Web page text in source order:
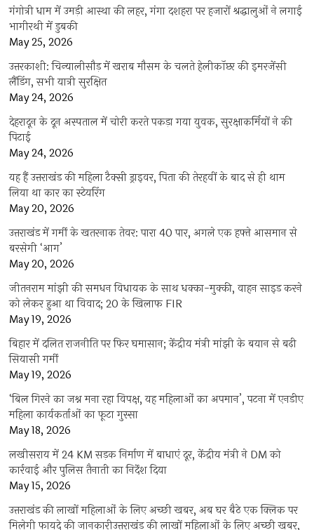
गंगोत्री धाम में उमड़ी आस्था की लहर, गंगा दशहरा पर हजारों श्रद्धालुओं ने लगाई
भागीरथी में डुबकी
May 25, 2026
उत्तरकाशी: चिन्यालीसौड़ में खराब मौसम के चलते हेलीकॉप्टर की इमरजेंसी
लैंडिंग, सभी यात्री सुरक्षित
May 24, 2026
देहरादून के दून अस्पताल में चोरी करते पकड़ा गया युवक, सुरक्षाकर्मियों ने की
पिटाई
May 24, 2026
यह हैं उत्तराखंड की महिला टैक्सी ड्राइवर, पिता की तेरहवीं के बाद से ही थाम
लिया था कार का स्टेयरिंग
May 20, 2026
उत्तराखंड में गर्मी के खतरनाक तेवर: पारा 40 पार, अगले एक हफ्ते आसमान से
बरसेगी ‘आग’
May 20, 2026
जीतनराम मांझी की समधन विधायक के साथ धक्का-मुक्की, वाहन साइड करने
को लेकर हुआ था विवाद; 20 के खिलाफ FIR
May 19, 2026
बिहार में दलित राजनीति पर फिर घमासान; केंद्रीय मंत्री मांझी के बयान से बढ़ी
सियासी गर्मी
May 19, 2026
‘बिल गिरने का जश्न मना रहा विपक्ष, यह महिलाओं का अपमान’, पटना में एनडीए
महिला कार्यकर्ताओं का फूटा गुस्सा
May 18, 2026
लखीसराय में 24 KM सड़क निर्माण में बाधाएं दूर, केंद्रीय मंत्री ने DM को
कार्रवाई और पुलिस तैनाती का निर्देश दिया
May 15, 2026
उत्तराखंड की लाखों महिलाओं के लिए अच्छी खबर, अब घर बैठे एक क्लिक पर
मिलेगी फायदे की जानकारीउत्तराखंड की लाखों महिलाओं के लिए अच्छी खबर,